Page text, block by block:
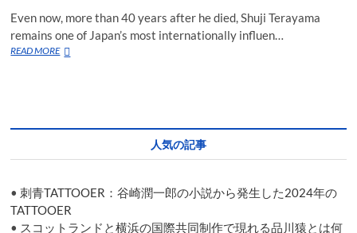
Even now, more than 40 years after he died, Shuji Terayama
remains one of Japan’s most internationally influen…
READ MOREDavid
in
title
role
人気の記事
•刺青TATTOOER：谷崎潤一郎の小説から発生した2024年の
TATTOOER
• スコットランドと横浜の国際共同制作で現れる品川猿とは何